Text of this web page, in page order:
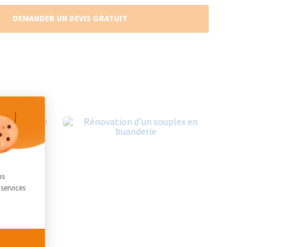
DEMANDER UN DEVIS GRATUIT
: Personnalisez vos Options